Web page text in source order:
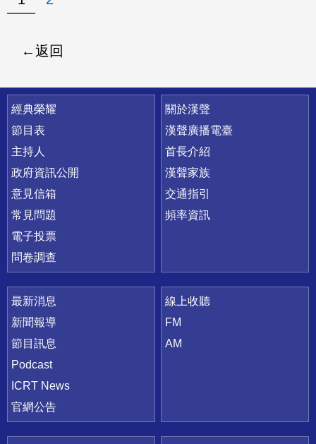
返回
快速連結
經典榮耀
節目表
主持人
政府資訊公開
意見信箱
常見問題
電子投票
問卷調查
關於漢聲
漢聲廣播電臺
首長介紹
漢聲家族
交通指引
頻率資訊
最新消息
新聞報導
節目訊息
Podcast
ICRT News
官網公告
線上收聽
FM
AM